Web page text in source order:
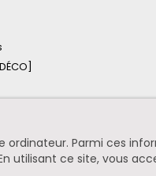
Parmi ces
utilisant ce site, vous